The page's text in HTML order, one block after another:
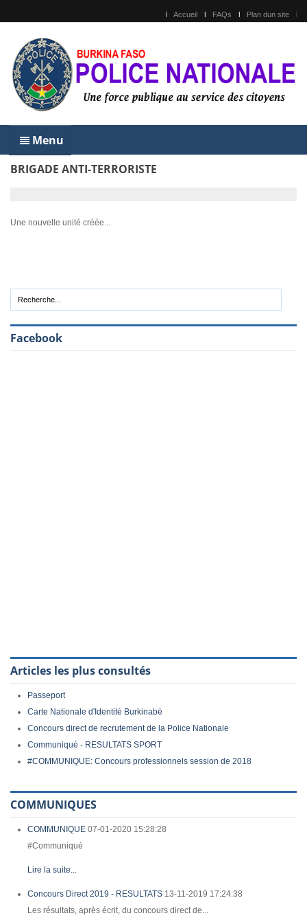
Accueil FAQs Plan dun site
Menu
BRIGADE ANTI-TERRORISTE
Une nouvelle unité créée...
Facebook
Articles les plus consultés
Passeport
Carte Nationale d'Identité Burkinabè
Concours direct de recrutement de la Police Nationale
Communiqué - RESULTATS SPORT
#COMMUNIQUE: Concours professionnels session de 2018
COMMUNIQUES
COMMUNIQUE 07-01-2020 15:28:28
#Communiqué
Lire la suite...
Concours Direct 2019 - RESULTATS 13-11-2019 17:24:38
Les résultats, après écrit, du concours direct de...